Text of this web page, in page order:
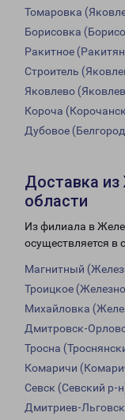
Томаровка
Борисовка
Ракитное
Строитель
Яковлево
Короча
Дубовое
Доставка
области
Из филиала в
осуществляется в
Магнитный
Троицкое
Михайловка
Дмитровск-
Тросна
Комаричи
Севск (Севский р-
Дмитриев-